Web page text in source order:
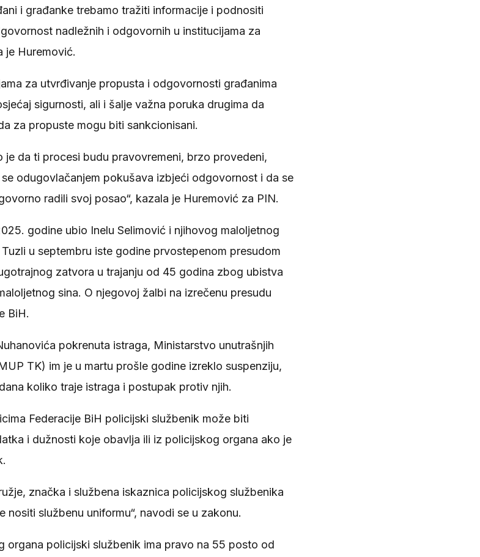
i građanke trebamo tražiti informacije i podnositi
nadležnih i odgovornih u institucijama za
je Huremović.
za utvrđivanje propusta i odgovornosti građanima
sigurnosti, ali i šalje važna poruka drugima da
za propuste mogu biti sankcionisani.
da ti procesi budu pravovremeni, brzo provedeni,
odugovlačanjem pokušava izbjeći odgovornost i da se
radili svoj posao“, kazala je Huremović za PIN.
godine ubio Inelu Selimović i njihovog maloljetnog
u septembru iste godine prvostepenom presudom
zatvora u trajanju od 45 godina zbog ubistva
sina. O njegovoj žalbi na izrečenu presudu
BiH.
pokrenuta istraga, Ministarstvo unutrašnjih
TK) im je u martu prošle godine izreklo suspenziju,
koliko traje istraga i postupak protiv njih.
Federacije BiH policijski službenik može biti
i dužnosti koje obavlja ili iz policijskog organa ako je
značka i službena iskaznica policijskog službenika
nositi službenu uniformu“, navodi se u zakonu.
organa policijski službenik ima pravo na 55 posto od